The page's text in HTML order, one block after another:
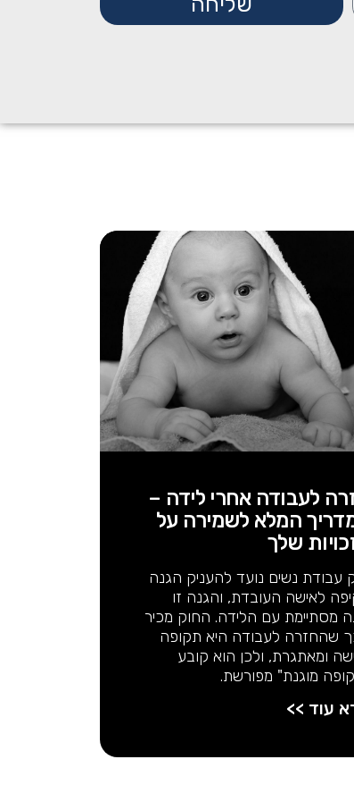
לעבודה אחרי לידה –
המלא לשמירה על
שלך
עבודת נשים נועד להעניק הגנה
לאישה העובדת, והגנה זו
מסתיימת עם הלידה. החוק מכיר
שהחזרה לעבודה היא תקופה
ומאתגרת, ולכן הוא קובע
מוגנת" מפורשת.
עוד >>